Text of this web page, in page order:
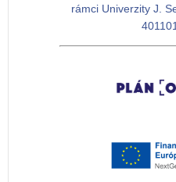
rámci Univerzity J.